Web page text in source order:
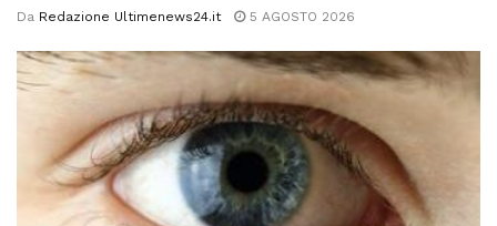
Da Redazione Ultimenews24.it 5 AGOSTO 2026